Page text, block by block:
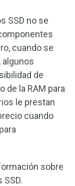
SSD no se
cuando se
algunos
de
de la RAM para
le prestan
cuando
sobre
SSD.